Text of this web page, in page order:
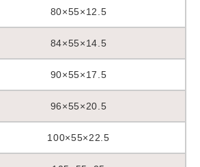
80×55×12.5
84×55×14.5
90×55×17.5
96×55×20.5
100×55×22.5